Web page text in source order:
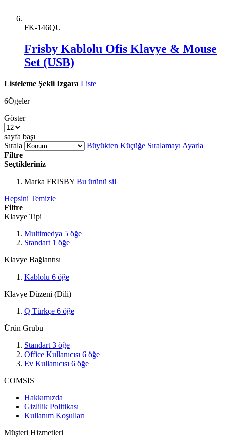
FK-146QU
Frisby Kablolu Ofis Klavye & Mouse
Set (USB)
Listeleme Şekli Izgara Liste
6Ögeler
Göster
sayfa başı
Sırala
Büyükten Küçüğe Sıralamayı Ayarla
Filtre
Seçtikleriniz
Marka FRISBY Bu ürünü sil
Hepsini Temizle
Filtre
Klavye Tipi
Multimedya 5 öğe
Standart 1 öğe
Klavye Bağlantısı
Kablolu 6 öğe
Klavye Düzeni (Dili)
Q Türkçe 6 öğe
Ürün Grubu
Standart 3 öğe
Office Kullanıcısı 6 öğe
Ev Kullanıcısı 6 öğe
COMSIS
Hakkımızda
Gizlilik Politikası
Kullanım Koşulları
Müşteri Hizmetleri